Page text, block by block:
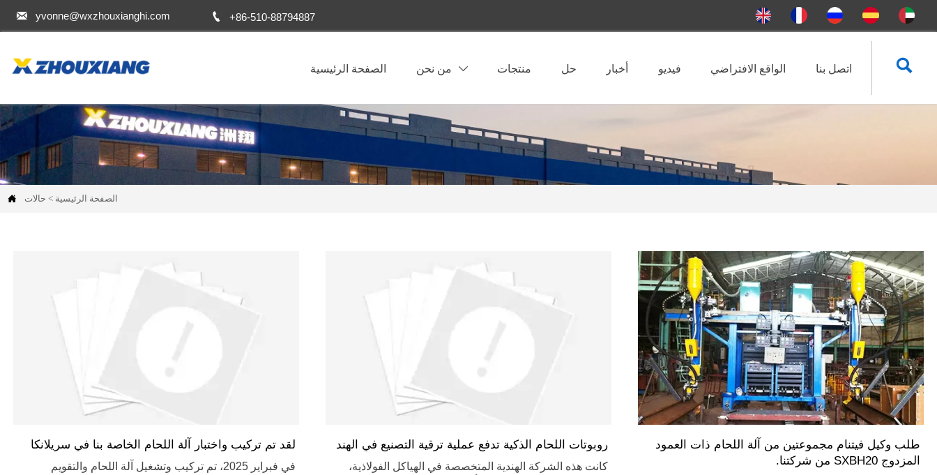
 yvonne@wxzhouxianghi.com  +86-510-88794887
الصفحة الرئيسية من نحن  منتجات حل أخبار فيديو الواقع الافتراضي اتصل بنا 
 الصفحة الرئيسية > حالات
لقد تم تركيب واختبار آلة اللحام الخاصة بنا في سريلانكا
في فبراير 2025، تم تركيب وتشغيل آلة اللحام والتقويم
روبوتات اللحام الذكية تدفع عملية ترقية التصنيع في الهند
كانت هذه الشركة الهندية المتخصصة في الهياكل الفولاذية،
طلب وكيل فيتنام مجموعتين من آلة اللحام ذات العمود
المزدوج SXBH20 من شركتنا.